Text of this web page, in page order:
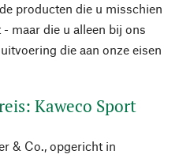
producten die u misschien
maar die u alleen bij ons
die aan onze eisen
Kaweco Sport
& Co., opgericht in